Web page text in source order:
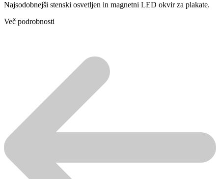
Najsodobnejši stenski osvetljen in magnetni LED okvir za plakate.
Več podrobnosti